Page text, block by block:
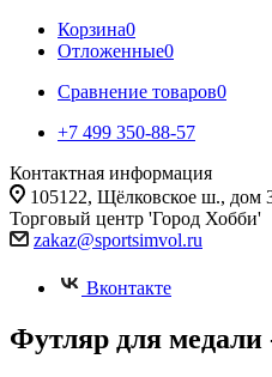
Корзина0
Отложенные0
Сравнение товаров0
+7 499 350-88-57
Контактная информация
105122, Щёлковское ш., дом
Торговый центр 'Город Хобби'
zakaz@sportsimvol.ru
Вконтакте
Футляр для медали